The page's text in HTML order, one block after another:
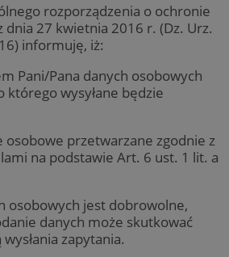
rozporządzenia o ochronie
dnia 27 kwietnia 2016 r. (Dz. Urz.
informuję, iż:
Pani/Pana danych osobowych
którego wysyłane będzie
osobowe przetwarzane zgodnie z
na podstawie Art. 6 ust. 1 lit. a
osobowych jest dobrowolne,
danych może skutkować
zapytania.